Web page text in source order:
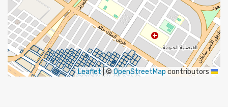
|©OpenStreetMap contributors